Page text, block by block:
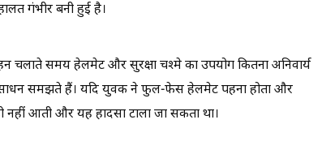
गंभीर बनी हुई है।
चलाते समय हेलमेट और सुरक्षा चश्मे का उपयोग कितना अनिवार्य
समझते हैं। यदि युवक ने फुल-फेस हेलमेट पहना होता और
नहीं आती और यह हादसा टाला जा सकता था।